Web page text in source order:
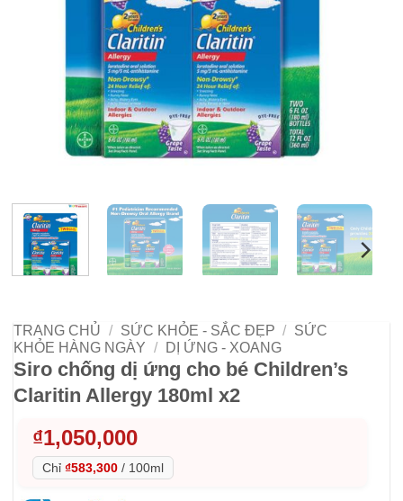
TRANG CHỦ / SỨC KHỎE - SẮC ĐẸP / SỨC
KHỎE HÀNG NGÀY / DỊ ỨNG - XOANG
Siro chống dị ứng cho bé Children’s
Claritin Allergy 180ml x2
₫1,050,000
Chỉ ₫583,300 / 100ml